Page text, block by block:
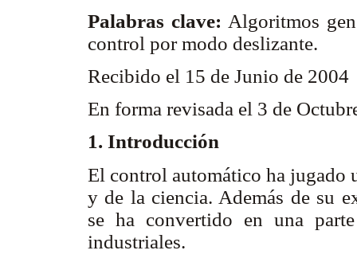
Palabras clave: Algoritmos
control por modo deslizante.
Recibido el 15 de Junio de 2004
En forma revisada el 3 de
1. Introducción
El control automático ha jugado
y de la ciencia. Además de su
se ha convertido en una
industriales.